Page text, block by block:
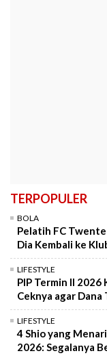
TERPOPULER
BOLA
Pelatih FC
Dia Kembali ke
LIFESTYLE
PIP Termin II 2026
Ceknya agar Dana
LIFESTYLE
4 Shio yang
2026: Segalanya